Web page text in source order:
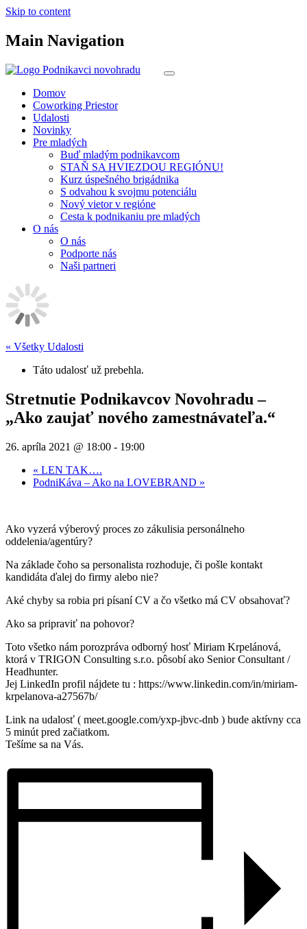
Skip to content
Main Navigation
Domov
Coworking Priestor
Udalosti
Novinky
Pre mladých
Buď mladým podnikavcom
STAŇ SA HVIEZDOU REGIÓNU!
Kurz úspešného brigádnika
S odvahou k svojmu potenciálu
Nový vietor v regióne
Cesta k podnikaniu pre mladých
O nás
O nás
Podporte nás
Naši partneri
« Všetky Udalosti
Táto udalosť už prebehla.
Stretnutie Podnikavcov Novohradu –
„Ako zaujať nového zamestnávateľa.“
26. apríla 2021 @ 18:00 - 19:00
« LEN TAK….
PodniKáva – Ako na LOVEBRAND »
Ako vyzerá výberový proces zo zákulisia personálneho
oddelenia/agentúry?
Na základe čoho sa personalista rozhoduje, či pošle kontakt
kandidáta ďalej do firmy alebo nie?
Aké chyby sa robia pri písaní CV a čo všetko má CV obsahovať?
Ako sa pripraviť na pohovor?
Toto všetko nám porozpráva odborný hosť Miriam Krpelánová,
ktorá v TRIGON Consulting s.r.o. pôsobí ako Senior Consultant /
Headhunter.
Jej LinkedIn profil nájdete tu : https://www.linkedin.com/in/miriam-
krpelanova-a27567b/
Link na udalosť ( meet.google.com/yxp-jbvc-dnb ) bude aktívny cca
5 minút pred začiatkom.
Tešíme sa na Vás.